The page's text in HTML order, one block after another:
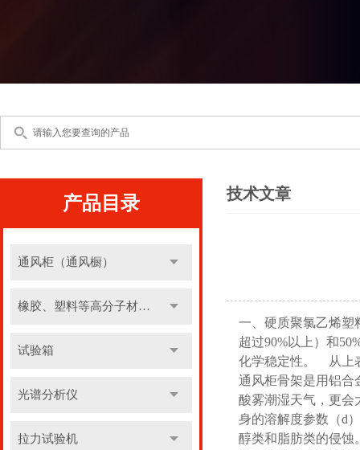
产品目录
通风柜（通风橱）
橡胶、塑料等高分子材料实验设备
试验箱
光谱分析仪
拉力试验机
技术文章
一、硬质聚氯乙烯塑
超过90%以上）和
化学稳定性。 从上
通风柜骨架是用铝合
酸雾潮湿天气，更会
身的溶解度参数（d
醇类和脂肪类的侵蚀